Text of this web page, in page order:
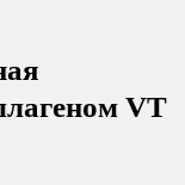
VT